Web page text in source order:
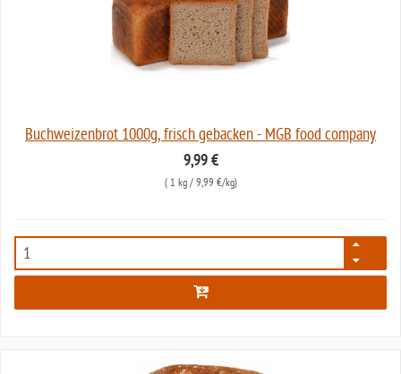
Buchweizenbrot 1000g, frisch gebacken - MGB food company
9,99 €
( 1 kg/ 9,99 €/kg)
2181